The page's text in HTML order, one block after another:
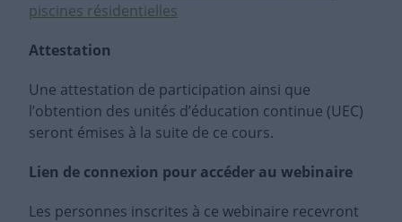
piscines résidentielles
Attestation
Une attestation de participation ainsi que
l’obtention des unités d’éducation continue (UEC)
seront émises à la suite de ce cours.
Lien de connexion pour accéder au webinaire
Les personnes inscrites à ce webinaire recevront